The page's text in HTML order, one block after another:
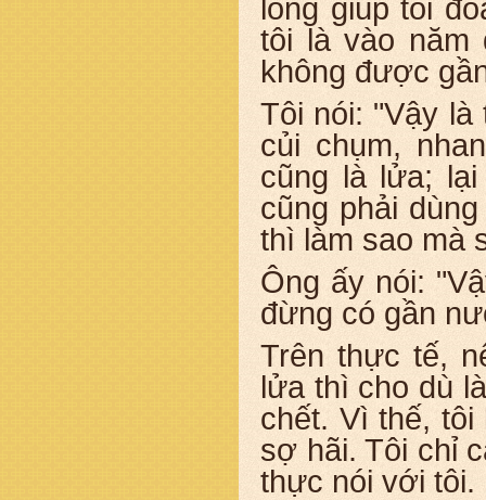
lòng giúp tôi
tôi là vào
không được
Tôi nói: "Vậy
củi chụm,
cũng là lửa;
cũng phải
thì làm sao mà
Ông ấy nói:
đừng có gần
Trên thực tế,
lửa thì cho dù
chết. Vì thế,
sợ hãi. Tôi chỉ
thực nói với tôi.